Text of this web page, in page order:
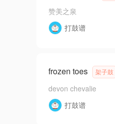
赞美之泉
打鼓谱
frozen toes 架子鼓
devon chevalie
打鼓谱